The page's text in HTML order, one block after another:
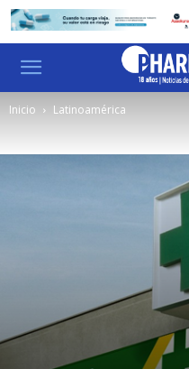
Inicio Latinoamérica